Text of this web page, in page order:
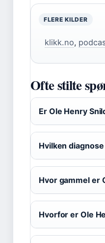
FLERE KILDER
klikk.no,
Ofte stilte
Er Ole Henry
Hvilken
Hvor gammel er
Hvorfor er Ole